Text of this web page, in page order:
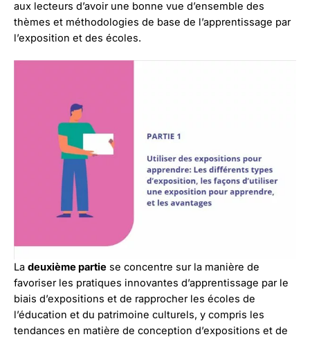
aux lecteurs d’avoir une bonne vue d’ensemble des
thèmes et méthodologies de base de l’apprentissage par
l’exposition et des écoles.
La deuxième partie se concentre sur la manière de
favoriser les pratiques innovantes d’apprentissage par le
biais d’expositions et de rapprocher les écoles de
l’éducation et du patrimoine culturels, y compris les
tendances en matière de conception d’expositions et de